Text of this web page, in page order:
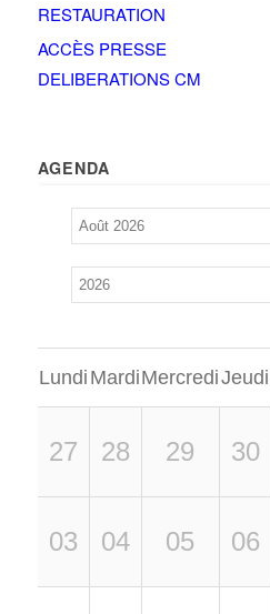
RESTAURATION
ACCÈS PRESSE
DELIBERATIONS CM
AGENDA
Lundi MardiMercrediJeudi
27 28 29 30
03 04 05 06